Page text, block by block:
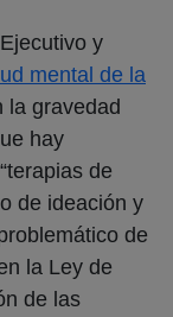
y
mental de la
la gravedad
hay
de
de ideación y
de
la Ley de
de las